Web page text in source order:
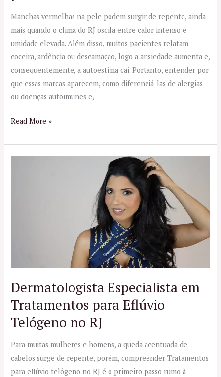
Manchas vermelhas na pele podem surgir de repente, ainda
mais quando o clima do RJ oscila entre calor intenso e
umidade elevada. Além disso, muitos pacientes relatam
coceira, ardência ou descamação, logo a ansiedade aumenta e,
consequentemente, a autoestima cai. Portanto, entender por
que essas marcas aparecem, como diferenciá-las de alergias
ou doenças autoimunes e,
Read More »
Dermatologista Especialista em
Tratamentos para Eflúvio
Telógeno no RJ
Para muitas mulheres e homens, a queda acentuada de
cabelos surge de repente, porém, compreender Tratamentos
para eflúvio telógeno no RJ é o primeiro passo rumo à
RJ